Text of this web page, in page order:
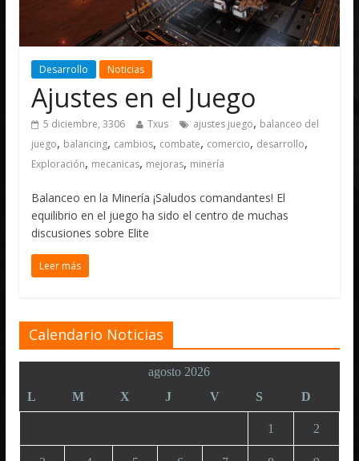
Desarrollo Noticias
Ajustes en el Juego
5 diciembre, 3306 Txus ajustes juego, balanceo del
juego, balancing, cambios, combate, comercio, desarrollo,
Exploración, mecanicas, mejoras, minería
Balanceo en la Minería ¡Saludos comandantes! El
equilibrio en el juego ha sido el centro de muchas
discusiones sobre Elite
Leer más
Calendario Noticias
agosto 2026
L
M X J V S D
1 2